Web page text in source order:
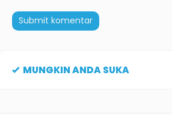
MUNGKIN ANDA SUKA